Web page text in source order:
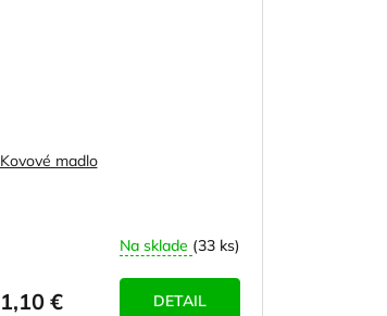
Kovové madlo
Na sklade (33 ks)
1,10 € DETAIL